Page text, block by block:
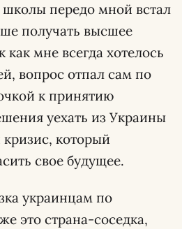
передо мной встал
получать высшее
как мне всегда хотелось
вопрос отпал сам по
к принятию
уехать из Украины
который
свое будущее.
украинцам по
это страна-соседка,